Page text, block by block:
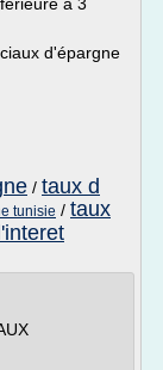
d'épargne
/ taux d
tunisie / taux